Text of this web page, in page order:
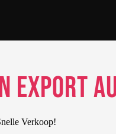
Export
Verkoop!